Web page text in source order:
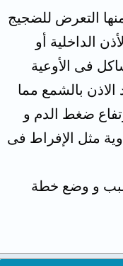
التعرض للضجيج
الداخلية أو
فى الأوعية
بالشمع مما
ضغط الدم و
مثل الإفراط فى
و وضع خطة